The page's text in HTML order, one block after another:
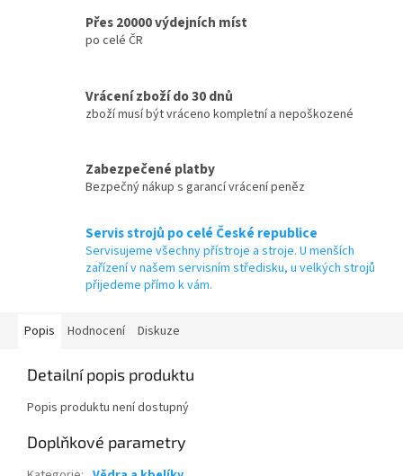
Přes 20000 výdejních míst
po celé ČR
Vrácení zboží do 30 dnů
zboží musí být vráceno kompletní a nepoškozené
Zabezpečené platby
Bezpečný nákup s garancí vrácení peněz
Servis strojů po celé České republice
Servisujeme všechny přístroje a stroje. U menších
zařízení v našem servisním středisku, u velkých strojů
přijedeme přímo k vám.
Popis Hodnocení Diskuze
Detailní popis produktu
Popis produktu není dostupný
Doplňkové parametry